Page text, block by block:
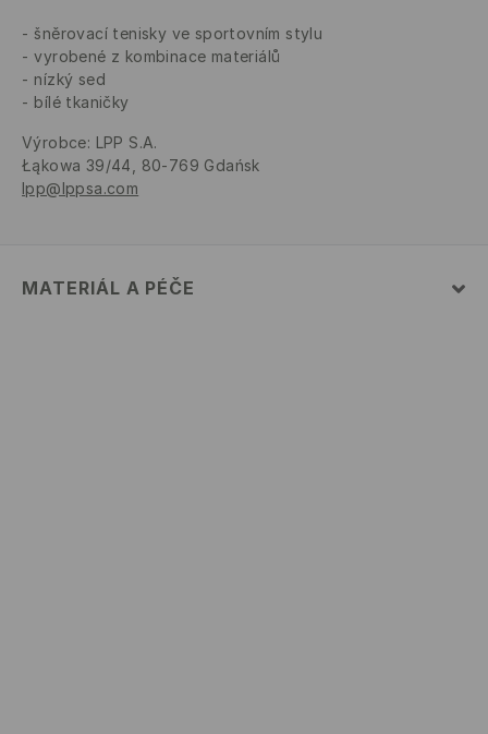
šněrovací tenisky ve sportovním stylu
vyrobené z kombinace materiálů
nízký sed
bílé tkaničky
Výrobce: LPP S.A.
Łąkowa 39/44, 80-769 Gdańsk
lpp@lppsa.com
MATERIÁL A PÉČE